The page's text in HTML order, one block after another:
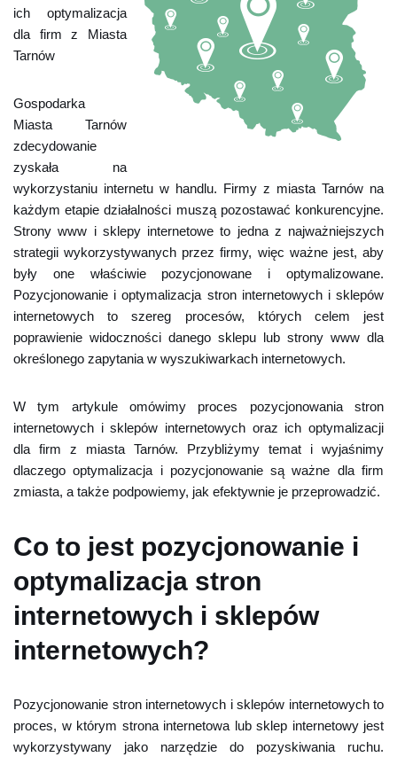
ich optymalizacja
dla firm z Miasta
Tarnów
Gospodarka
Miasta Tarnów
zdecydowanie
zyskała na
wykorzystaniu internetu w handlu. Firmy z miasta Tarnów na
każdym etapie działalności muszą pozostawać konkurencyjne.
Strony www i sklepy internetowe to jedna z najważniejszych
strategii wykorzystywanych przez firmy, więc ważne jest, aby
były one właściwie pozycjonowane i optymalizowane.
Pozycjonowanie i optymalizacja stron internetowych i sklepów
internetowych to szereg procesów, których celem jest
poprawienie widoczności danego sklepu lub strony www dla
określonego zapytania w wyszukiwarkach internetowych.
W tym artykule omówimy proces pozycjonowania stron
internetowych i sklepów internetowych oraz ich optymalizacji
dla firm z miasta Tarnów. Przybliżymy temat i wyjaśnimy
dlaczego optymalizacja i pozycjonowanie są ważne dla firm
zmiasta, a także podpowiemy, jak efektywnie je przeprowadzić.
Co to jest pozycjonowanie i
optymalizacja stron
internetowych i sklepów
internetowych?
Pozycjonowanie stron internetowych i sklepów internetowych to
proces, w którym strona internetowa lub sklep internetowy jest
wykorzystywany jako narzędzie do pozyskiwania ruchu.